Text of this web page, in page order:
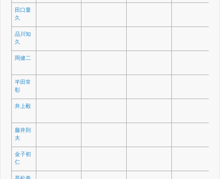
田口量
久
品川知
久
岡健二
半田常
彰
井上毅
藤井則
夫
金子初
仁